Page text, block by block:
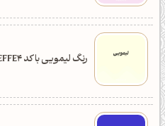
رنگ لیمویی با کد FEFFE4